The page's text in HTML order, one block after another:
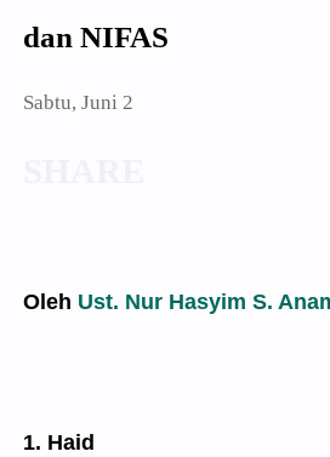
dan NIFAS
Sabtu, Juni 2
Oleh Ust. Nur Hasyim S.
1. Haid